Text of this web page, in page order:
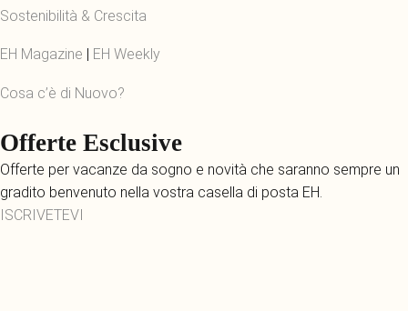
Sostenibilità & Crescita
EH Magazine EH Weekly
Cosa c’è di Nuovo?
Offerte Esclusive
Offerte per vacanze da sogno e novità che saranno sempre un
gradito benvenuto nella vostra casella di posta EH.
ISCRIVETEVI